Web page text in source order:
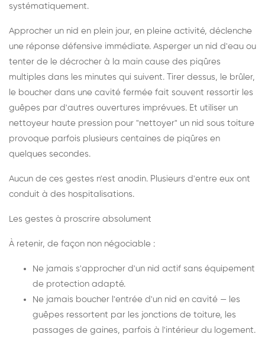
systématiquement.
Approcher un nid en plein jour, en pleine activité, déclenche
une réponse défensive immédiate. Asperger un nid d'eau ou
tenter de le décrocher à la main cause des piqûres
multiples dans les minutes qui suivent. Tirer dessus, le brûler,
le boucher dans une cavité fermée fait souvent ressortir les
guêpes par d'autres ouvertures imprévues. Et utiliser un
nettoyeur haute pression pour "nettoyer" un nid sous toiture
provoque parfois plusieurs centaines de piqûres en
quelques secondes.
Aucun de ces gestes n'est anodin. Plusieurs d'entre eux ont
conduit à des hospitalisations.
Les gestes à proscrire absolument
À retenir, de façon non négociable :
Ne jamais s'approcher d'un nid actif sans équipement
de protection adapté.
Ne jamais boucher l'entrée d'un nid en cavité — les
guêpes ressortent par les jonctions de toiture, les
passages de gaines, parfois à l'intérieur du logement.